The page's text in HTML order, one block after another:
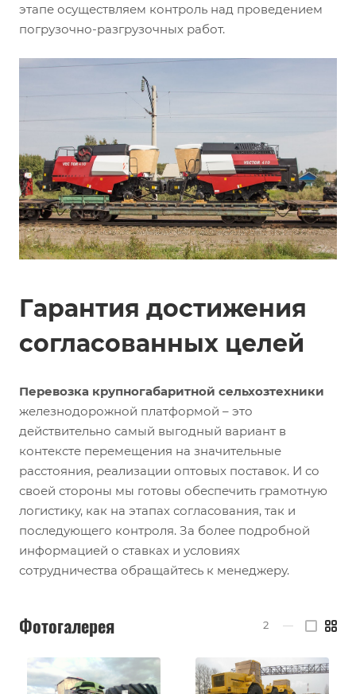
этапе осуществляем контроль над проведением
погрузочно-разгрузочных работ.
Гарантия достижения
согласованных целей
Перевозка крупногабаритной сельхозтехники
железнодорожной платформой – это
действительно самый выгодный вариант в
контексте перемещения на значительные
расстояния, реализации оптовых поставок. И со
своей стороны мы готовы обеспечить грамотную
логистику, как на этапах согласования, так и
последующего контроля. За более подробной
информацией о ставках и условиях
сотрудничества обращайтесь к менеджеру.
Фотогалерея 2 —